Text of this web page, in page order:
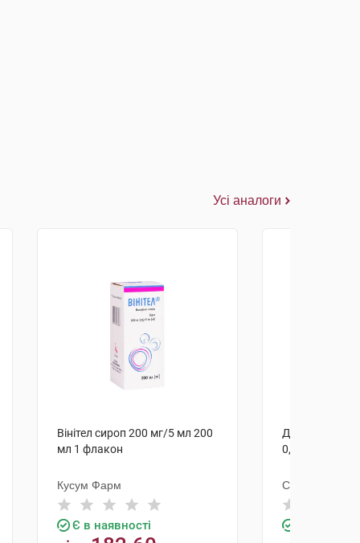
Усі аналоги
Вінітел сироп 200 мг/5 мл 200
мл 1 флакон
Кусум Фарм
Є в наявності
Депакін
0,3 г 100 шт
Санофі